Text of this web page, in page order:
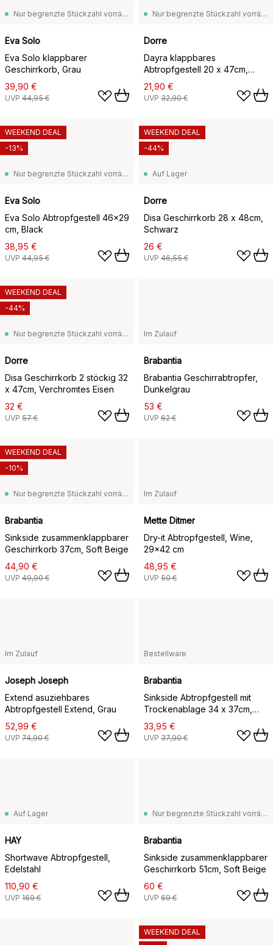
Nur begrenzte Stückzahl vorrätig
Eva Solo
Eva Solo klappbarer
Geschirrkorb, Grau
39,90 €
UVP 44,95 €
Nur begrenzte Stückzahl vorrätig
Dorre
Dayra klappbares
Abtropfgestell 20 x 47cm,
Schwarz
21,90 €
UVP 32,90 €
Nur begrenzte Stückzahl vorrätig
Eva Solo
Eva Solo Abtropfgestell 46x29
cm, Black
38,95 €
UVP 44,95 €
WEEKEND DEAL
-13%
Auf Lager
Dorre
Disa Geschirrkorb 28 x 48cm,
Schwarz
26 €
UVP 46,55 €
WEEKEND DEAL
-44%
Nur begrenzte Stückzahl vorrätig
Dorre
Disa Geschirrkorb 2 stöckig 32
x 47cm, Verchromtes Eisen
32 €
UVP 57 €
WEEKEND DEAL
-44%
Im Zulauf
Brabantia
Brabantia Geschirrabtropfer,
Dunkelgrau
53 €
UVP 62 €
Nur begrenzte Stückzahl vorrätig
Brabantia
Sinkside zusammenklappbarer
Geschirrkorb 37cm, Soft Beige
44,90 €
UVP 49,90 €
WEEKEND DEAL
-10%
Im Zulauf
Mette Ditmer
Dry-it Abtropfgestell, Wine,
29x42 cm
48,95 €
UVP 50 €
Im Zulauf
Joseph Joseph
Extend asuziehbares
Abtropfgestell Extend, Grau
52,99 €
UVP 74,90 €
Bestellware
Brabantia
Sinkside Abtropfgestell mit
Trockenablage 34 x 37cm,
Hellgrau
33,95 €
UVP 37,90 €
Auf Lager
HAY
Shortwave Abtropfgestell,
Edelstahl
110,90 €
UVP 169 €
Nur begrenzte Stückzahl vorrätig
Brabantia
Sinkside zusammenklappbarer
Geschirrkorb 51cm, Soft Beige
60 €
UVP 69 €
WEEKEND DEAL